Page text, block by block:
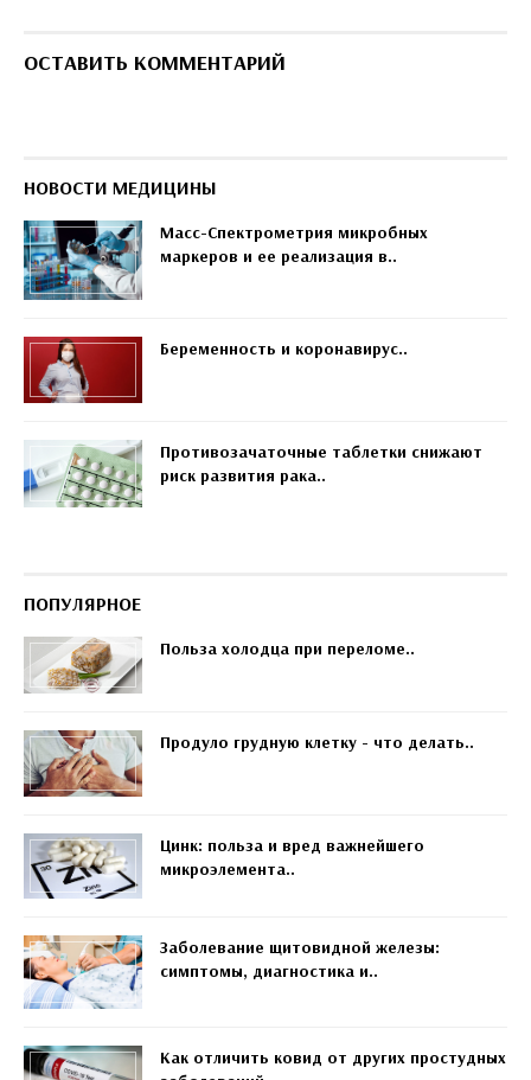
ОСТАВИТЬ КОММЕНТАРИЙ
НОВОСТИ МЕДИЦИНЫ
Масс-Спектрометрия микробных
маркеров и ее реализация в..
Беременность и коронавирус..
Противозачаточные таблетки снижают
риск развития рака..
ПОПУЛЯРНОЕ
Польза холодца при переломе..
Продуло грудную клетку - что делать..
Цинк: польза и вред важнейшего
микроэлемента..
Заболевание щитовидной железы:
симптомы, диагностика и..
Как отличить ковид от других простудных